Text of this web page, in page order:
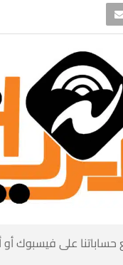
حساباتنا على فيسبوك